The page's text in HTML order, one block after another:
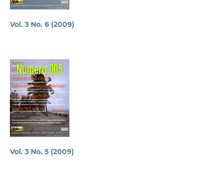
Vol. 3 No. 6 (2009)
Vol. 3 No. 5 (2009)